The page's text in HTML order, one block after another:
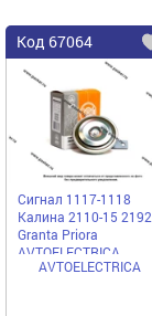
Код 67064
Сигнал 1117-1118
Калина 2110-15 2192
Granta Priora
AVTOELECTRICA
высокий тон
AVTOELECTRICA